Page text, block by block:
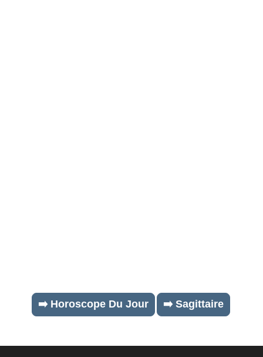
➡️ Horoscope Du Jour ➡️ Sagittaire